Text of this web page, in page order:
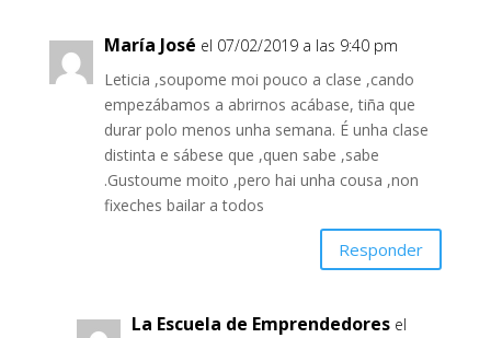
María José el 07/02/2019 a las 9:40 pm
Leticia ,soupome moi pouco a clase ,cando
empezábamos a abrirnos acábase, tiña que
durar polo menos unha semana. É unha clase
distinta e sábese que ,quen sabe ,sabe
.Gustoume moito ,pero hai unha cousa ,non
fixeches bailar a todos
Responder
La Escuela de Emprendedores el